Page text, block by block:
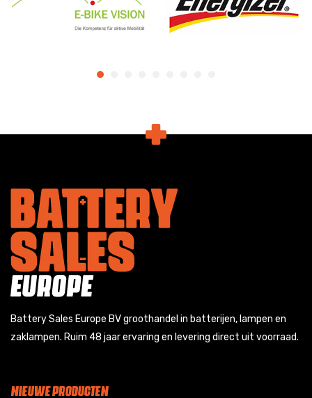
Battery Sales Europe BV groothandel in batterijen, lampen en
zaklampen. Ruim 48 jaar ervaring en levering direct uit voorraad.
NIEUWE PRODUCTEN